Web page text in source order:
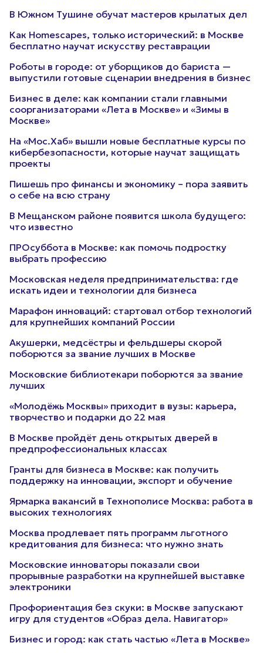
В Южном Тушине обучат мастеров крылатых дел
Как Homescapes, только исторический: в Москве
бесплатно научат искусству реставрации
Роботы в городе: от уборщиков до бариста —
выпустили готовые сценарии внедрения в бизнес
Бизнес в деле: как компании стали главными
соорганизаторами «Лета в Москве» и «Зимы в
Москве»
На «Мос.Хаб» вышли новые бесплатные курсы по
кибербезопасности, которые научат защищать
проекты
Пишешь про финансы и экономику – пора заявить
о себе на всю страну
В Мещанском районе появится школа будущего:
что известно
ПРОсуббота в Москве: как помочь подростку
выбрать профессию
Московская неделя предпринимательства: где
искать идеи и технологии для бизнеса
Марафон инноваций: стартовал отбор технологий
для крупнейших компаний России
Акушерки, медсёстры и фельдшеры скорой
поборются за звание лучших в Москве
Московские библиотекари поборются за звание
лучших
«Молодёжь Москвы» приходит в вузы: карьера,
творчество и подарки до 22 мая
В Москве пройдёт день открытых дверей в
предпрофессиональных классах
Гранты для бизнеса в Москве: как получить
поддержку на инновации, экспорт и обучение
Ярмарка вакансий в Технополисе Москва: работа в
высоких технологиях
Москва продлевает пять программ льготного
кредитования для бизнеса: что нужно знать
Московские инноваторы показали свои
прорывные разработки на крупнейшей выставке
электроники
Профориентация без скуки: в Москве запускают
игру для студентов «Образ дела. Навигатор»
Бизнес и город: как стать частью «Лета в Москве»